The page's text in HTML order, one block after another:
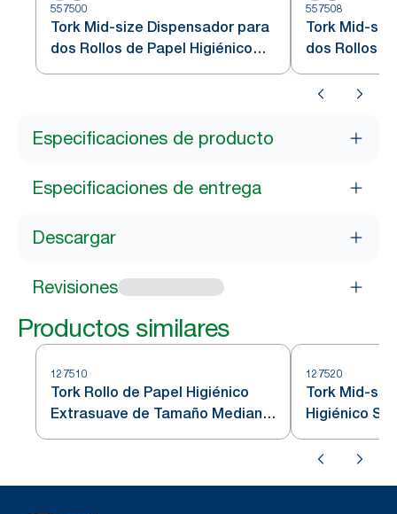
557500
Tork Mid-size Dispensador para
dos Rollos de Papel Higiénico
T6, blanco
557508
Tork Mid-
dos Rollos
T6, negro
Especificaciones de producto
Especificaciones de entrega
Descargar
Revisiones
Productos similares
127510
Tork Rollo de Papel Higiénico
Extrasuave de Tamaño Mediano
Premium - 3 Capas
127520
Tork Mid-
Higiénico